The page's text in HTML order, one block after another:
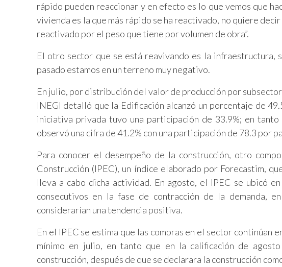
rápido pueden reaccionar y en efecto es lo que vemos que
vivienda es la que más rápido se ha reactivado, no quiere
reactivado por el peso que tiene por volumen de obra”.
El otro sector que se está reavivando es la infraestructura,
pasado estamos en un terreno muy negativo.
En julio, por distribución del valor de producción por
INEGI detalló que la Edificación alcanzó un porcentaje de
iniciativa privada tuvo una participación de 33.9%; en
observó una cifra de 41.2% con una participación de 78.3 por
Para conocer el desempeño de la construcción, otro
Construcción (IPEC), un índice elaborado por Forecastim,
lleva a cabo dicha actividad. En agosto, el IPEC se ubicó
consecutivos en la fase de contracción de la demanda,
considerarían una tendencia positiva.
En el IPEC se estima que las compras en el sector continúan
mínimo en julio, en tanto que en la calificación de
construcción, después de que se declarara la construcción